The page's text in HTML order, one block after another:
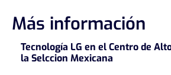
Más información
Tecnología LG en el Centro de
la Selccion Mexicana